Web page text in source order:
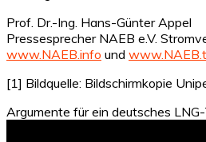
Prof. Dr.-Ing. Hans-Günter Appel
Pressesprecher NAEB e.V.
www.NAEB.info und
[1] Bildquelle: Bildschirmkopie
Argumente für ein deutsches